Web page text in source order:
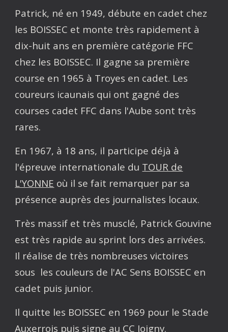
Patrick, né en 1949, débute en cadet chez
les BOISSEC et monte très rapidement à
dix-huit ans en première catégorie FFC
chez les BOISSEC. Il gagne sa première
course en 1965 à Troyes en cadet. Les
coureurs icaunais qui ont gagné des
courses cadet FFC dans l'Aube sont très
rares.
En 1967, à 18 ans, il participe déjà à
l'épreuve internationale du TOUR de
L'YONNE où il se fait remarquer par sa
présence auprès des journalistes locaux.
Très massif et très musclé, Patrick Gouvine
est très rapide au sprint lors des arrivées.
Il réalise de très nombreuses victoires
sous les couleurs de l'AC Sens BOISSEC en
cadet puis junior.
Il quitte les BOISSEC en 1969 pour le Stade
Auxerrois puis signe au CC Joigny.